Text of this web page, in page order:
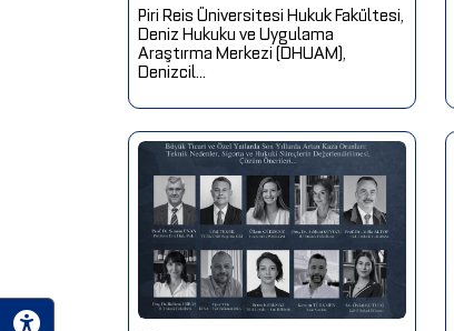
Piri Reis Üniversitesi Hukuk Fakültesi,
Deniz Hukuku ve Uygulama
Araştırma Merkezi (DHUAM),
Denizcil...